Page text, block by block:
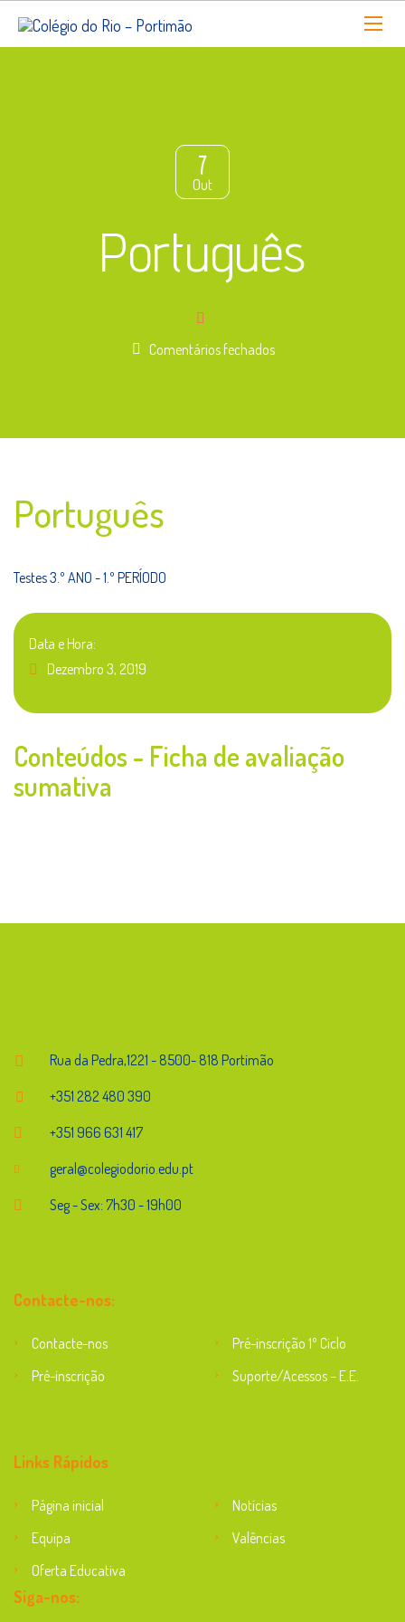
7
Out
Português
Comentários fechadosem
Português
Testes 3.º ANO - 1.º PERÍODO
Data e Hora:
Dezembro 3, 2019
Conteúdos - Ficha de avaliação
sumativa
Rua da Pedra,1221 - 8500- 818 Portimão
+351 282 480 390
+351 966 631 417
geral@colegiodorio.edu.pt
Seg - Sex: 7h30 - 19h00
Contacte-nos:
Contacte-nos
Pré-inscrição 1º Ciclo
Pré-inscrição
Suporte/Acessos – E.E.
Links Rápidos
Página inicial
Notícias
Equipa
Valências
Oferta Educativa
Siga-nos: